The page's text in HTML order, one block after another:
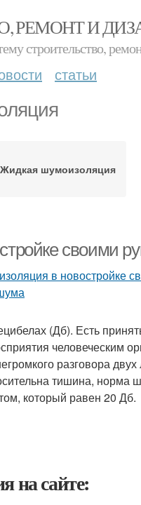
РЕМОНТ И
строительство,
статьи
Жидкая шумоизоляция
своими
(Дб). Есть
человеческим
разговора
тишина, норма
который равен 20 Дб.
на сайте: